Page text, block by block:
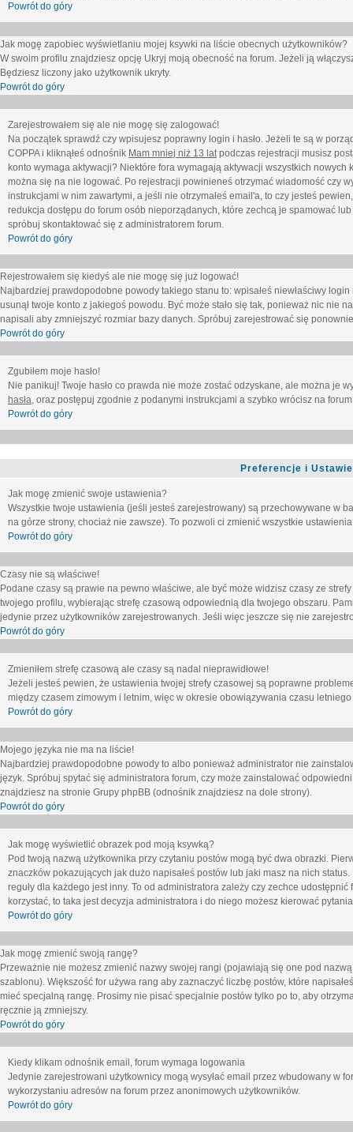
Powrót do góry
Jak mogę zapobiec wyświetlaniu mojej ksywki na liście obecnych użytkowników?
W swoim profilu znajdziesz opcję Ukryj moją obecność na forum. Jeżeli ją
Będziesz liczony jako użytkownik ukryty.
Powrót do góry
Zarejestrowałem się ale nie mogę się zalogować!
Na początek sprawdź czy wpisujesz poprawny login i hasło. Jeżeli te są w
COPPA i kliknąłeś odnośnik Mam mniej niż 13 latpodczas rejestracji musisz
konto wymaga aktywacji? Niektóre fora wymagają aktywacji wszystkich
można się na nie logować. Po rejestracji powinieneś otrzymać wiadomość czy
instrukcjami w nim zawartymi, a jeśli nie otrzymałeś email'a, to czy jesteś
redukcja dostępu do forum osób nieporządanych, które zechcą je spamować
spróbuj skontaktować się z administratorem forum.
Powrót do góry
Rejestrowałem się kiedyś ale nie mogę się już logować!
Najbardziej prawdopodobne powody takiego stanu to: wpisałeś niewłaściwy
usunął twoje konto z jakiegoś powodu. Być może stało się tak, ponieważ nic nie
napisali aby zmniejszyć rozmiar bazy danych. Spróbuj zarejestrować się
Powrót do góry
Zgubiłem moje hasło!
Nie panikuj! Twoje hasło co prawda nie może zostać odzyskane, ale można je
hasła, oraz postępuj zgodnie z podanymi instrukcjami a szybko wrócisz na forum
Powrót do góry
Preferencje i
Jak mogę zmienić swoje ustawienia?
Wszystkie twoje ustawienia (jeśli jesteś zarejestrowany) są przechowywane w
na górze strony, chociaż nie zawsze). To pozwoli ci zmienić wszystkie
Powrót do góry
Czasy nie są właściwe!
Podane czasy są prawie na pewno właściwe, ale być może widzisz czasy ze
twojego profilu, wybierając strefę czasową odpowiednią dla twojego obszaru.
jedynie przez użytkowników zarejestrowanych. Jeśli więc jeszcze się nie
Powrót do góry
Zmieniłem strefę czasową ale czasy są nadal nieprawidłowe!
Jeżeli jesteś pewien, że ustawienia twojej strefy czasowej są poprawne
między czasem zimowym i letnim, więc w okresie obowiązywania czasu
Powrót do góry
Mojego języka nie ma na liście!
Najbardziej prawdopodobne powody to albo ponieważ administrator nie
język. Spróbuj spytać się administratora forum, czy może zainstalować
znajdziesz na stronie Grupy phpBB (odnośnik znajdziesz na dole strony).
Powrót do góry
Jak mogę wyświetlić obrazek pod moją ksywką?
Pod twoją nazwą użytkownika przy czytaniu postów mogą być dwa obrazki.
znaczków pokazujących jak dużo napisałeś postów lub jaki masz na nich
reguły dla każdego jest inny. To od administratora zależy czy zechce
korzystać, to taka jest decyzja administratora i do niego możesz kierować
Powrót do góry
Jak mogę zmienić swoją rangę?
Przeważnie nie możesz zmienić nazwy swojej rangi (pojawiają się one pod
szablonu). Większość for używa rang aby zaznaczyć liczbę postów, które
mieć specjalną rangę. Prosimy nie pisać specjalnie postów tylko po to, aby
ręcznie ją zmniejszy.
Powrót do góry
Kiedy klikam odnośnik email, forum wymaga logowania
Jedynie zarejestrowani użytkownicy mogą wysyłać email przez wbudowany w
wykorzystaniu adresów na forum przez anonimowych użytkowników.
Powrót do góry